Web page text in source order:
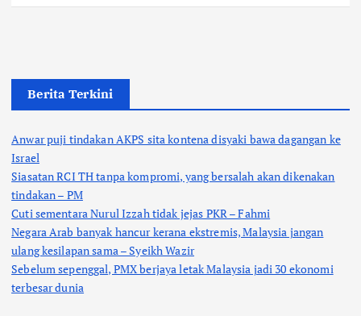
Berita Terkini
Anwar puji tindakan AKPS sita kontena disyaki bawa dagangan ke
Israel
Siasatan RCI TH tanpa kompromi, yang bersalah akan dikenakan
tindakan – PM
Cuti sementara Nurul Izzah tidak jejas PKR – Fahmi
Negara Arab banyak hancur kerana ekstremis, Malaysia jangan
ulang kesilapan sama – Syeikh Wazir
Sebelum sepenggal, PMX berjaya letak Malaysia jadi 30 ekonomi
terbesar dunia